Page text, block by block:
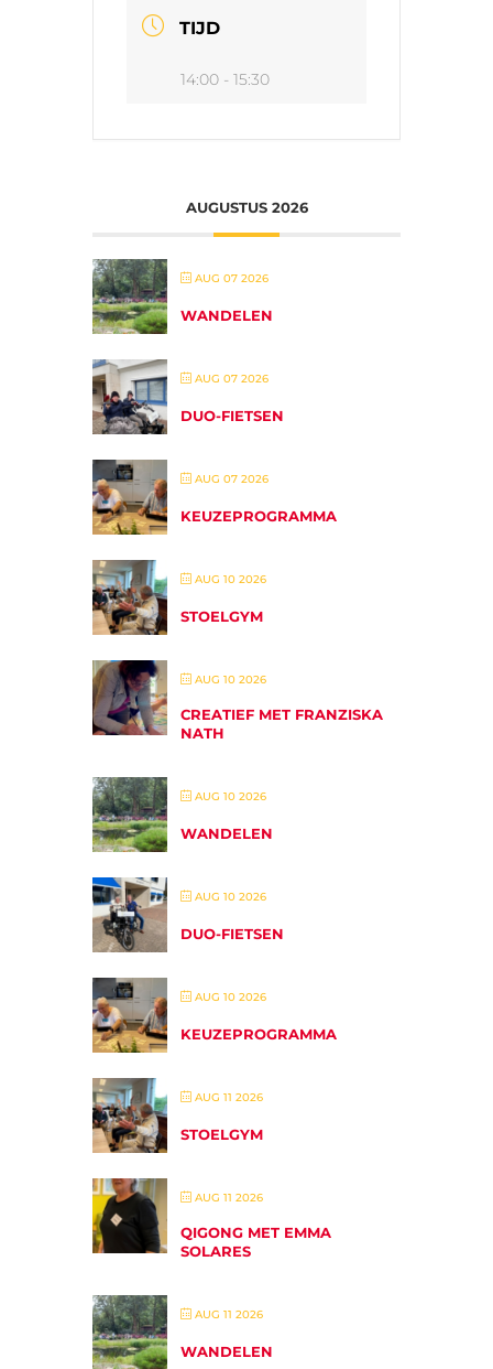
TIJD
14:00 - 15:30
AUGUSTUS 2026
AUG 07 2026
WANDELEN
AUG 07 2026
DUO-FIETSEN
AUG 07 2026
KEUZEPROGRAMMA
AUG 10 2026
STOELGYM
AUG 10 2026
CREATIEF MET FRANZISKA
NATH
AUG 10 2026
WANDELEN
AUG 10 2026
DUO-FIETSEN
AUG 10 2026
KEUZEPROGRAMMA
AUG 11 2026
STOELGYM
AUG 11 2026
QIGONG MET EMMA
SOLARES
AUG 11 2026
WANDELEN